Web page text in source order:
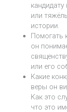
или
истории.
Помогать
он
или его
Какие
веры он
Как это
что это